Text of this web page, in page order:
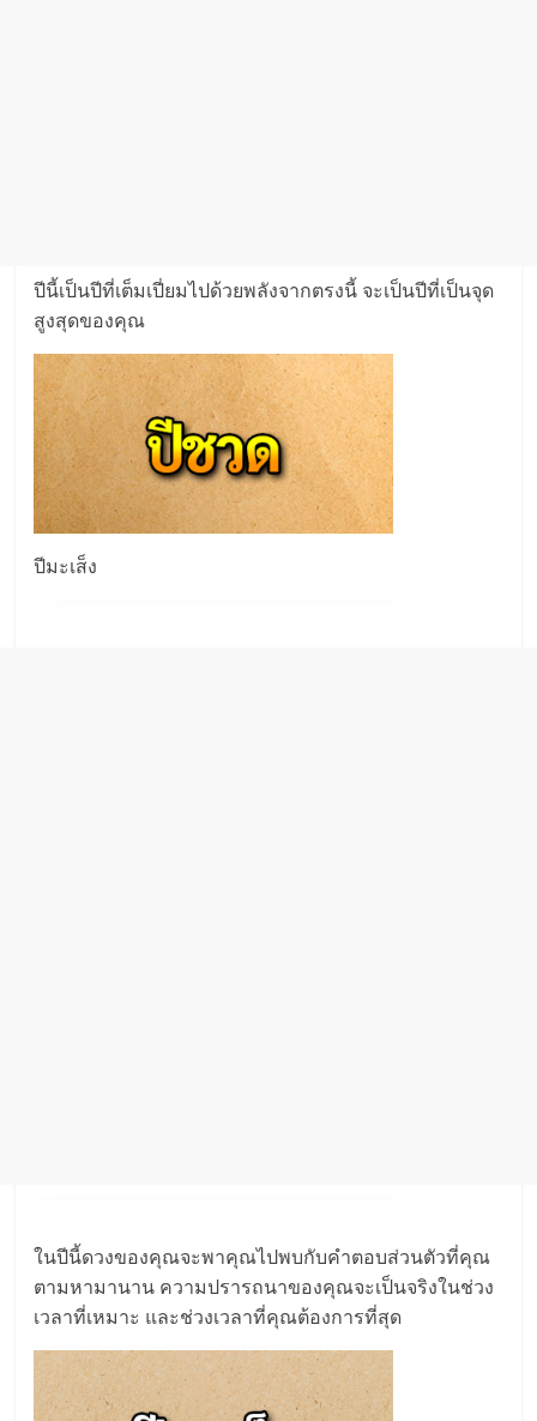
ปีนี้เป็นปีที่เต็มเปี่ยมไปด้วยพลังจากตรงนี้ จะเป็นปีที่เป็นจุด
สูงสุดของคุณ
ปีมะเส็ง
ในปีนี้ดวงของคุณจะพาคุณไปพบกับคำตอบส่วนตัวที่คุณ
ตามหามานาน ความปรารถนาของคุณจะเป็นจริงในช่วง
เวลาที่เหมาะ และช่วงเวลาที่คุณต้องการที่สุด